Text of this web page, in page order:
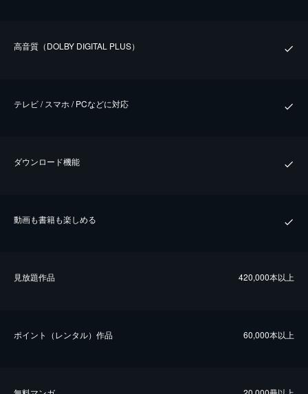
⾼⾳質（DOLBY DIGITAL PLUS）
テレビ / スマホ / PCなどに対応
ダウンロード機能
動画も書籍も楽しめる
⾒放題作品 420,000本以上
ポイント（レンタル）作品 60,000本以上